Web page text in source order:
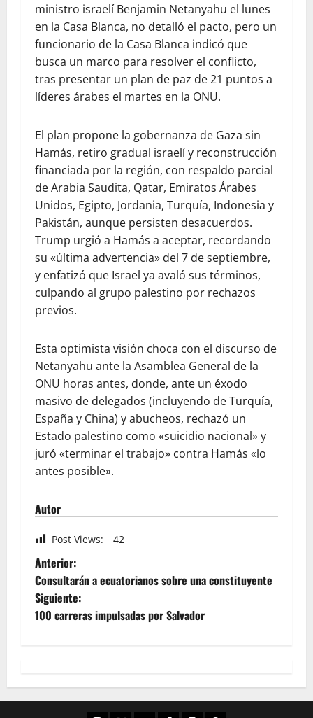
ministro israelí Benjamin Netanyahu el lunes
en la Casa Blanca, no detalló el pacto, pero un
funcionario de la Casa Blanca indicó que
busca un marco para resolver el conflicto,
tras presentar un plan de paz de 21 puntos a
líderes árabes el martes en la ONU.
El plan propone la gobernanza de Gaza sin
Hamás, retiro gradual israelí y reconstrucción
financiada por la región, con respaldo parcial
de Arabia Saudita, Qatar, Emiratos Árabes
Unidos, Egipto, Jordania, Turquía, Indonesia y
Pakistán, aunque persisten desacuerdos.
Trump urgió a Hamás a aceptar, recordando
su «última advertencia» del 7 de septiembre,
y enfatizó que Israel ya avaló sus términos,
culpando al grupo palestino por rechazos
previos.
Esta optimista visión choca con el discurso de
Netanyahu ante la Asamblea General de la
ONU horas antes, donde, ante un éxodo
masivo de delegados (incluyendo de Turquía,
España y China) y abucheos, rechazó un
Estado palestino como «suicidio nacional» y
juró «terminar el trabajo» contra Hamás «lo
antes posible».
Autor
Post Views: 42
Anterior:
Consultarán a ecuatorianos sobre una constituyente
Siguiente:
100 carreras impulsadas por Salvador